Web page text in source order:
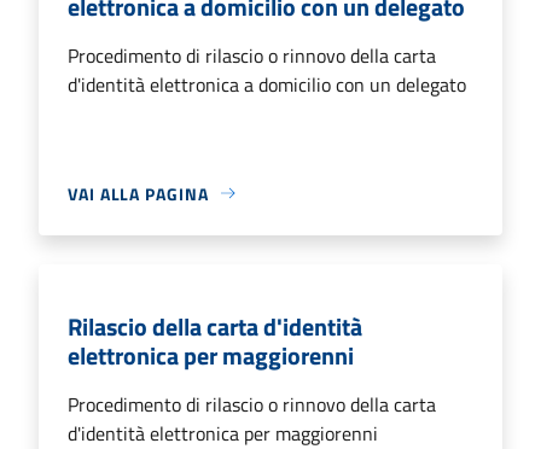
Procedimento di rilascio o rinnovo della carta
d'identità elettronica a domicilio con un delegato
VAI ALLA PAGINA
Rilascio della carta d'identità
elettronica per maggiorenni
Procedimento di rilascio o rinnovo della carta
d'identità elettronica per maggiorenni